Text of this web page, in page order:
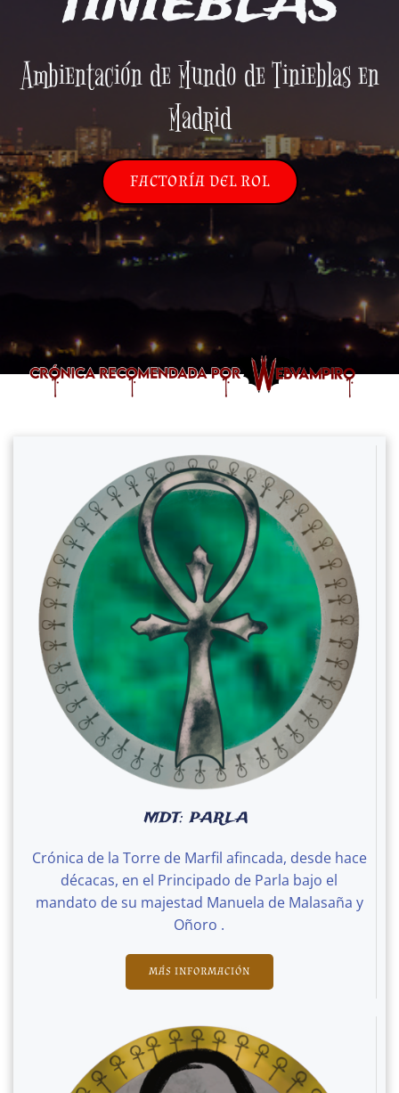
Ambientación de Mundo de Tinieblas en
Madrid
FACTORÍA DEL ROL
MDT: PARLA
Crónica de la Torre de Marfil afincada, desde hace
décacas, en el Principado de Parla bajo el
mandato de su majestad Manuela de Malasaña y
Oñoro .
MÁS INFORMACIÓN